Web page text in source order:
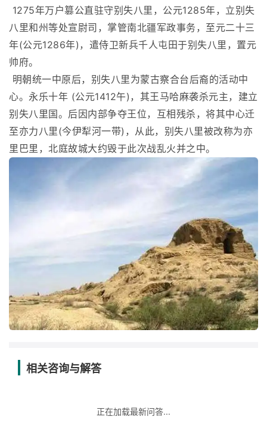
1275年万户篡公直驻守别失八里，公元1285年，立别失
八里和州等处宣尉司，掌管南北疆军政事务，至元二十三
年(公元1286年)，遣侍卫新兵千人屯田于别失八里，置元
帅府。
明朝统一中原后，别失八里为蒙古察合台后裔的活动中
心。永乐十年 (公元1412午)，其王马哈麻袭杀元主，建立
别失八里国。后因内部争夺王位，互相残杀，将其中心迁
至亦力八里(今伊犁河一带)，从此，别失八里被改称为亦
里巴里，北庭故城大约毁于此次战乱火并之中。
相关咨询与解答
正在加载最新问答...